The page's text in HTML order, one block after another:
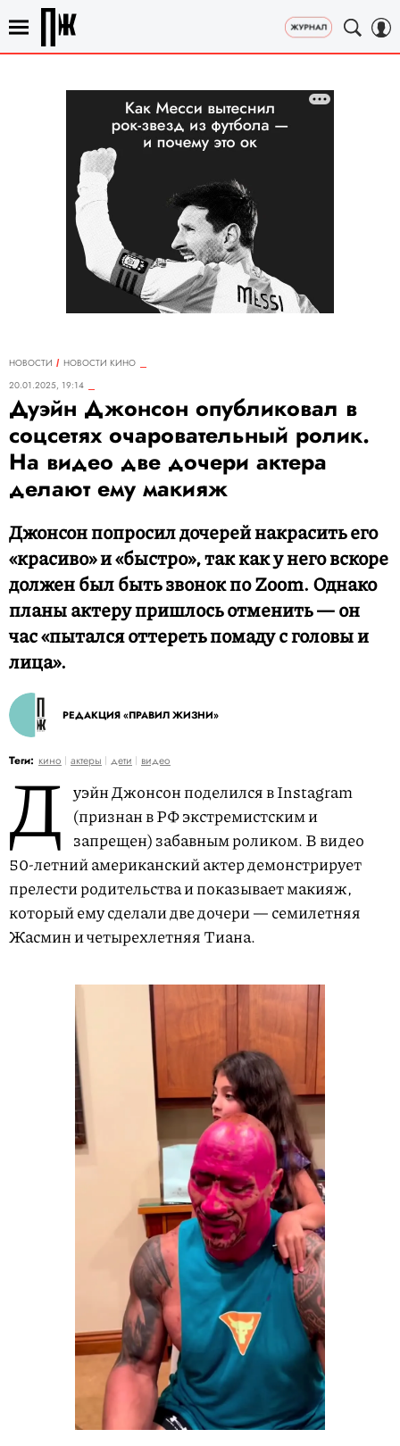
НОВОСТИ
НОВОСТИ КИНО
20.01.2025, 19:14
Дуэйн Джонсон опубликовал в
соцсетях очаровательный ролик.
На видео две дочери актера
делают ему макияж
Джонсон попросил дочерей накрасить его
«красиво» и «быстро», так как у него вскоре
должен был быть звонок по Zoom. Однако
планы актеру пришлось отменить — он
час «пытался оттереть помаду с головы и
лица».
РЕДАКЦИЯ «ПРАВИЛ ЖИЗНИ»
Теги: кино актеры дети видео
Д уэйн Джонсон поделился в Instagram
(признан в РФ экстремистским и
запрещен) забавным роликом. В видео
50-летний американский актер демонстрирует
прелести родительства и показывает макияж,
который ему сделали две дочери — семилетняя
Жасмин и четырехлетняя Тиана.